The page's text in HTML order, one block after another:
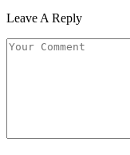
Leave A Reply